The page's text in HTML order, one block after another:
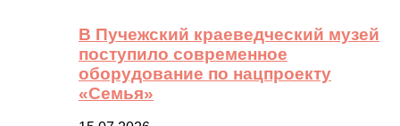
В Пучежский краеведческий музей
поступило современное
оборудование по нацпроекту
«Семья»